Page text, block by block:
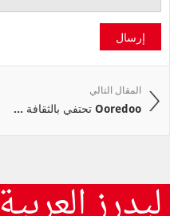
إرسال
المقال التالي
Ooredoo تحتفي بالثقافة ...